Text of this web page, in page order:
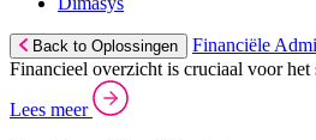
Back to Oplossingen
Financiële
Financieel overzicht is cruciaal voor het
Lees meer